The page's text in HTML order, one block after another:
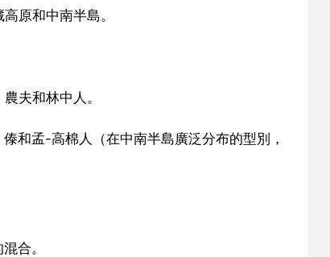
原和中南半島。
夫和林中人。
和孟-高棉人（在中南半島廣泛分布的型別，
合。